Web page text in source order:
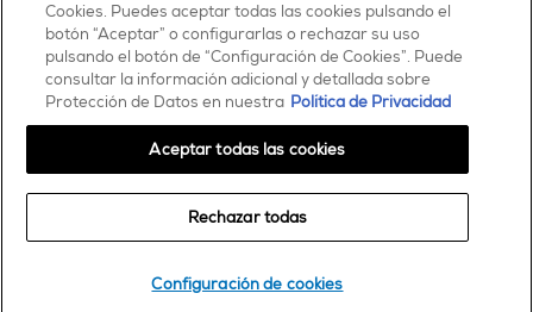
Comprar
encontrar una tienda o salón
© 2025 essie todos los derechos reservados
condiciones de uso
Cookies. Puedes aceptar todas las cookies pulsando el
botón “Aceptar” o configurarlas o rechazar su uso
pulsando el botón de “Configuración de Cookies”. Puede
consultar la información adicional y detallada sobre
Protección de Datos en nuestra Política de Privacidad
Configuración de cookies
Rechazar todas
Aceptar todas las cookies